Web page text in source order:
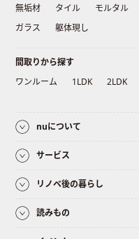
無垢材
タイル モルタル
ガラス
躯体現し
間取りから探す
ワンルーム
1LDK 2LDK
nuについて
サービス
リノベ後の暮らし
読みもの